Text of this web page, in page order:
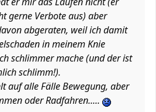
gerne Verbote aus) aber
abgeraten, weil ich damit
in meinem Knie
schlimmer mache (und der ist
schlimm!).
auf alle Fälle Bewegung, aber
oder Radfahren.....